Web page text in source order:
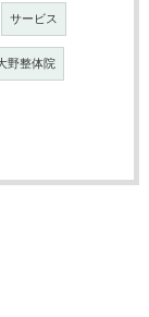
サービス
野整体院